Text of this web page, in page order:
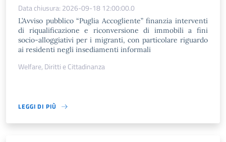
Data chiusura: 2026-09-18 12:00:00.0
L’Avviso pubblico “Puglia Accogliente” finanzia interventi
di riqualificazione e riconversione di immobili a fini
socio-alloggiativi per i migranti, con particolare riguardo
ai residenti negli insediamenti informali
Welfare, Diritti e Cittadinanza
LEGGI DI PIÙ